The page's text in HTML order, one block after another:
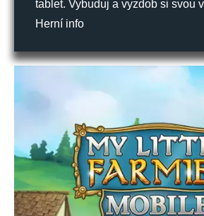
tablet. Vybuduj a vyzdob si svou
Herní info